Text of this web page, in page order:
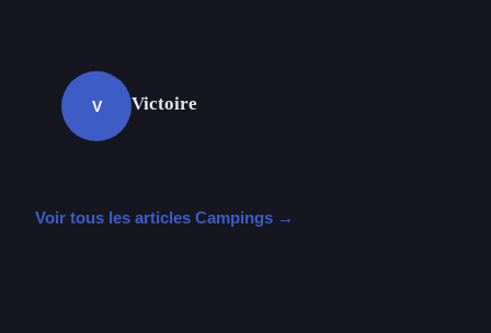
V Victoire
Voir tous les articles Campings →